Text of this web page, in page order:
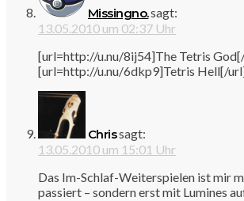
Missingno.sagt:
13.05.2010 um 02:37 Uhr
[url=http://u.nu/8ij54]The Tetris
[url=http://u.nu/6dkp9]Tetris Hell[/
Chrissagt:
13.05.2010 um 15:01 Uhr
Das Im-Schlaf-Weiterspielen ist mir
passiert – sondern erst mit Lumines